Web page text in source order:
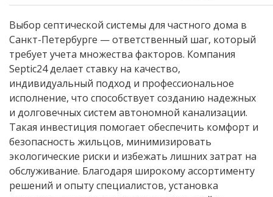
Выбор септической системы для частного дома в
Санкт-Петербурге — ответственный шаг, который
требует учета множества факторов. Компания
Septic24 делает ставку на качество,
индивидуальный подход и профессиональное
исполнение, что способствует созданию надежных
и долговечных систем автономной канализации.
Такая инвестиция помогает обеспечить комфорт и
безопасность жильцов, минимизировать
экологические риски и избежать лишних затрат на
обслуживание. Благодаря широкому ассортименту
решений и опыту специалистов, установка